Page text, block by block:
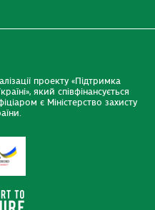
проекту «Підтримка
який співфінансується
є Міністерство захисту